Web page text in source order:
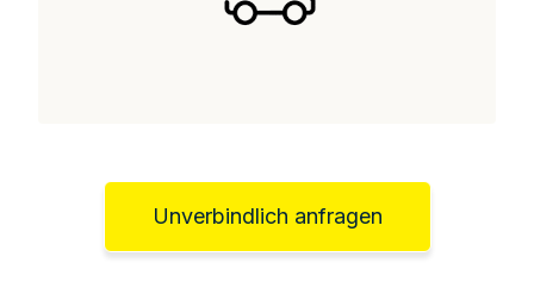
Unverbindlich anfragen